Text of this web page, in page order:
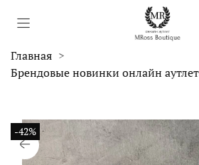
Главная
Брендовые новинки онлайн
-42%